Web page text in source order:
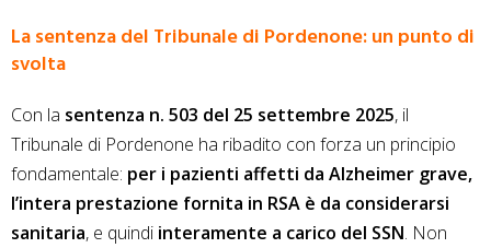
La sentenza del Tribunale di Pordenone: un punto di
svolta
Con la sentenza n. 503 del 25 settembre 2025, il
Tribunale di Pordenone ha ribadito con forza un principio
fondamentale: per i pazienti affetti da Alzheimer grave,
l’intera prestazione fornita in RSA è da considerarsi
sanitaria, e quindi interamente a carico del SSN. Non